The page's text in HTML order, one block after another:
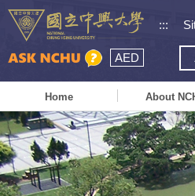
:::
AED
Home About